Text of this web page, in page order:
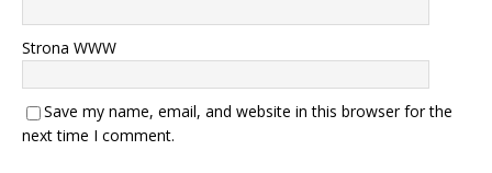
Strona WWW
Save my name, email, and website in this browser for the
next time I comment.